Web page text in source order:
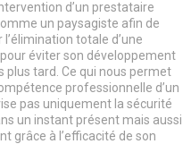
d’un prestataire
un paysagiste afin de
totale d’une
éviter son développement
plus tard. Ce qui nous permet
professionnelle d’un
pas uniquement la sécurité
un instant présent mais aussi
grâce à l’efficacité de son